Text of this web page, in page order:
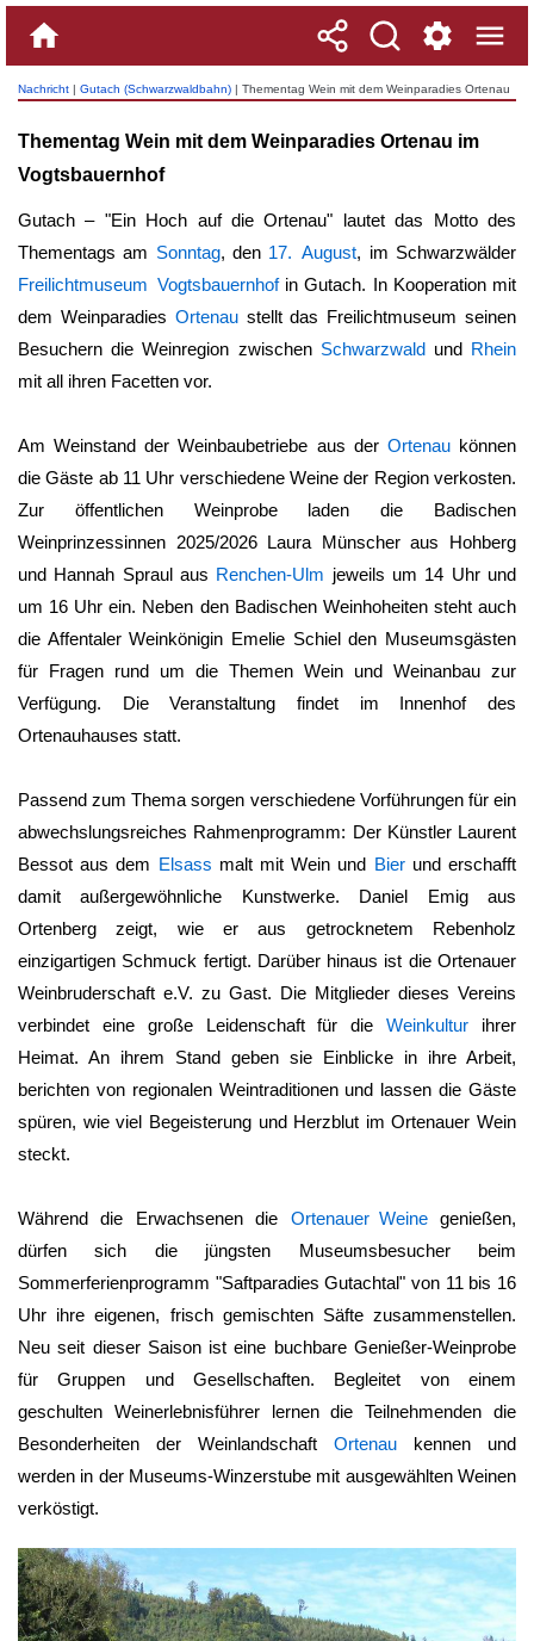
Nachricht | Gutach (Schwarzwaldbahn) | Thementag Wein mit dem Weinparadies Ortenau
Thementag Wein mit dem Weinparadies Ortenau im
Vogtsbauernhof
Gutach – "Ein Hoch auf die Ortenau" lautet das Motto des
Thementags am Sonntag, den 17. August, im Schwarzwälder
Freilichtmuseum Vogtsbauernhofin Gutach. In Kooperation mit
dem Weinparadies Ortenaustellt das Freilichtmuseum seinen
Besuchern die Weinregion zwischen Schwarzwaldund Rhein
mit all ihren Facetten vor.
Am Weinstand der Weinbaubetriebe aus der Ortenaukönnen
die Gäste ab 11 Uhr verschiedene Weine der Region verkosten.
Zur öffentlichen Weinprobe laden die Badischen
Weinprinzessinnen 2025/2026 Laura Münscher aus Hohberg
und Hannah Spraul aus Renchen-Ulm jeweils um 14 Uhr und
um 16 Uhr ein. Neben den Badischen Weinhoheiten steht auch
die Affentaler Weinkönigin Emelie Schiel den Museumsgästen
für Fragen rund um die Themen Wein und Weinanbau zur
Verfügung. Die Veranstaltung findet im Innenhof des
Ortenauhauses statt.
Passend zum Thema sorgen verschiedene Vorführungen für ein
abwechslungsreiches Rahmenprogramm: Der Künstler Laurent
Bessot aus dem Elsass malt mit Wein und Bierund erschafft
damit außergewöhnliche Kunstwerke. Daniel Emig aus
Ortenberg zeigt, wie er aus getrocknetem Rebenholz
einzigartigen Schmuck fertigt. Darüber hinaus ist die Ortenauer
Weinbruderschaft e.V. zu Gast. Die Mitglieder dieses Vereins
verbindet eine große Leidenschaft für dieWeinkultur ihrer
Heimat. An ihrem Stand geben sie Einblicke in ihre Arbeit,
berichten von regionalen Weintraditionen und lassen die Gäste
spüren, wie viel Begeisterung und Herzblut im Ortenauer Wein
steckt.
Während die Erwachsenen die Ortenauer Weinegenießen,
dürfen sich die jüngsten Museumsbesucher beim
Sommerferienprogramm "Saftparadies Gutachtal" von 11 bis 16
Uhr ihre eigenen, frisch gemischten Säfte zusammenstellen.
Neu seit dieser Saison ist eine buchbare Genießer-Weinprobe
für Gruppen und Gesellschaften. Begleitet von einem
geschulten Weinerlebnisführer lernen die Teilnehmenden die
Besonderheiten der Weinlandschaft Ortenau kennen und
werden in der Museums-Winzerstube mit ausgewählten Weinen
verköstigt.